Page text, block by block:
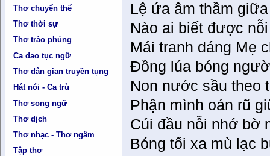
Thơ chuyển thể
Thơ thời sự
Thơ trào phúng
Ca dao tục ngữ
Thơ dân gian truyền tụng
Hát nói - Ca trù
Thơ song ngữ
Thơ dịch
Thơ nhạc - Thơ ngâm
Tập thơ
Lệ ứa âm thầm
Nào ai biết được
Mái tranh dáng Mẹ
Đồng lúa bóng
Non nước sầu theo
Phận mình oán rũ
Cúi đầu nỗi nhớ bờ
Bóng tối xa mù lạc